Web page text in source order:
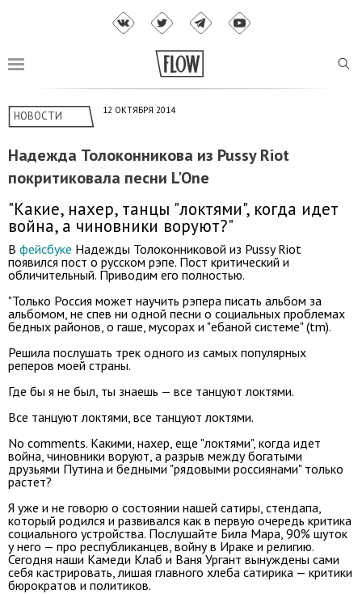
НОВОСТИ 12 ОКТЯБРЯ 2014
Надежда Толоконникова из Pussy Riot
покритиковала песни L'One
"Какие, нахер, танцы "локтями", когда идет
война, а чиновники воруют?"
В фейсбуке Надежды Толоконниковой из Pussy Riot
появился пост о русском рэпе. Пост критический и
обличительный. Приводим его полностью.
"Только Россия может научить рэпера писать альбом за
альбомом, не спев ни одной песни о социальных проблемах
бедных районов, о гаше, мусорах и "ебаной системе" (tm).
Решила послушать трек одного из самых популярных
реперов моей страны.
Где бы я не был, ты знаешь — все танцуют локтями.
Все танцуют локтями, все танцуют локтями.
No comments. Какими, нахер, еще "локтями", когда идет
война, чиновники воруют, а разрыв между богатыми
друзьями Путина и бедными "рядовыми россиянами" только
растет?
Я уже и не говорю о состоянии нашей сатиры, стендапа,
который родился и развивался как в первую очередь критика
социального устройства. Послушайте Била Мара, 90% шуток
у него — про республиканцев, войну в Ираке и религию.
Сегодня наши Камеди Клаб и Ваня Ургант вынуждены сами
себя кастрировать, лишая главного хлеба сатирика — критики
бюрократов и политиков.